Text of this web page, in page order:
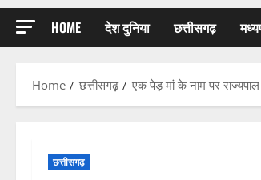
HOME देश दुनिया छत्तीसगढ़
Home छत्तीसगढ़ एक पेड़ मां के नाम पर राज्यपाल
छत्तीसगढ़